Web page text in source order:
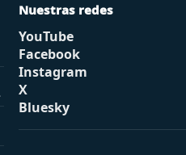
Nuestras redes
YouTube
Facebook
Instagram
X
Bluesky